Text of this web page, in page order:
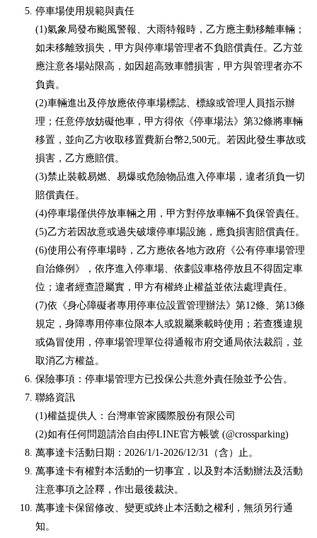
停車場使用規範與責任
(1)氣象局發布颱風警報、大雨特報時，乙方應主動移離車輛；
如未移離致損失，甲方與停車場管理者不負賠償責任。乙方並
應注意各場站限高，如因超高致車體損害，甲方與管理者亦不
負責。
(2)車輛進出及停放應依停車場標誌、標線或管理人員指示辦
理；任意停放妨礙他車，甲方得依《停車場法》第32條將車輛
移置，並向乙方收取移置費新台幣2,500元。若因此發生事故或
損害，乙方應賠償。
(3)禁止裝載易燃、易爆或危險物品進入停車場，違者須負一切
賠償責任。
(4)停車場僅供停放車輛之用，甲方對停放車輛不負保管責任。
(5)乙方若因故意或過失破壞停車場設施，應負損害賠償責任。
(6)使用公有停車場時，乙方應依各地方政府《公有停車場管理
自治條例》，依序進入停車場、依劃設車格停放且不得固定車
位；違者經查證屬實，甲方有權終止權益並依法處理責任。
(7)依《身心障礙者專用停車位設置管理辦法》第12條、第13條
規定，身障專用停車位限本人或親屬乘載時使用；若查獲違規
或偽冒使用，停車場管理單位得通報市府交通局依法裁罰，並
取消乙方權益。
保險事項：停車場管理方已投保公共意外責任險並予公告。
聯絡資訊
(1)權益提供人：台灣車管家國際股份有限公司
(2)如有任何問題請洽自由停LINE官方帳號 (@crossparking)
萬事達卡活動日期：2026/1/1-2026/12/31（含）止。
萬事達卡有權對本活動的一切事宜，以及對本活動辦法及活動
注意事項之詮釋，作出最後裁決。
萬事達卡保留修改、變更或終止本活動之權利，無須另行通
知。